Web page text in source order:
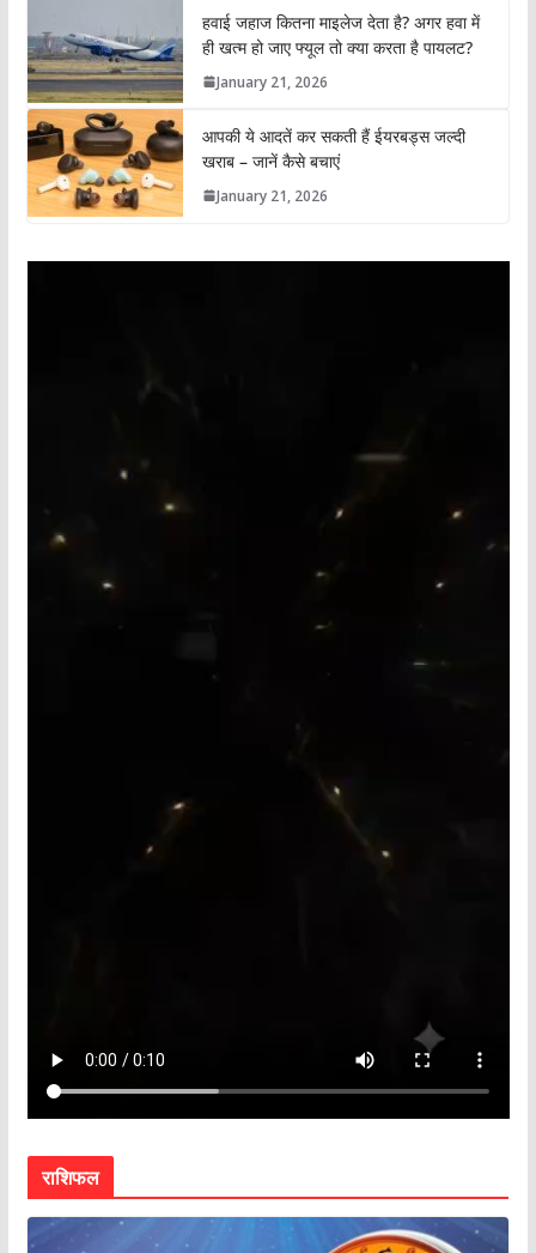
हवाई जहाज कितना माइलेज देता है? अगर हवा में
ही खत्म हो जाए फ्यूल तो क्या करता है पायलट?
January 21, 2026
आपकी ये आदतें कर सकती हैं ईयरबड्स जल्दी
खराब – जानें कैसे बचाएं
January 21, 2026
राशिफल